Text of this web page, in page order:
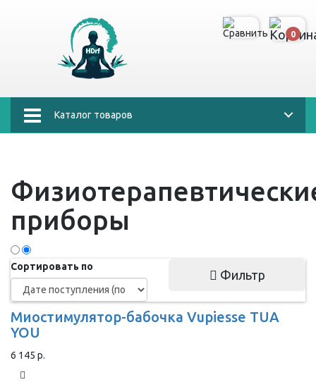
0
Каталог товаров
приборы
Сортировать по
Фильтр
Миостимулятор-бабочка Vupiesse TUA
YOU
6 145 р.